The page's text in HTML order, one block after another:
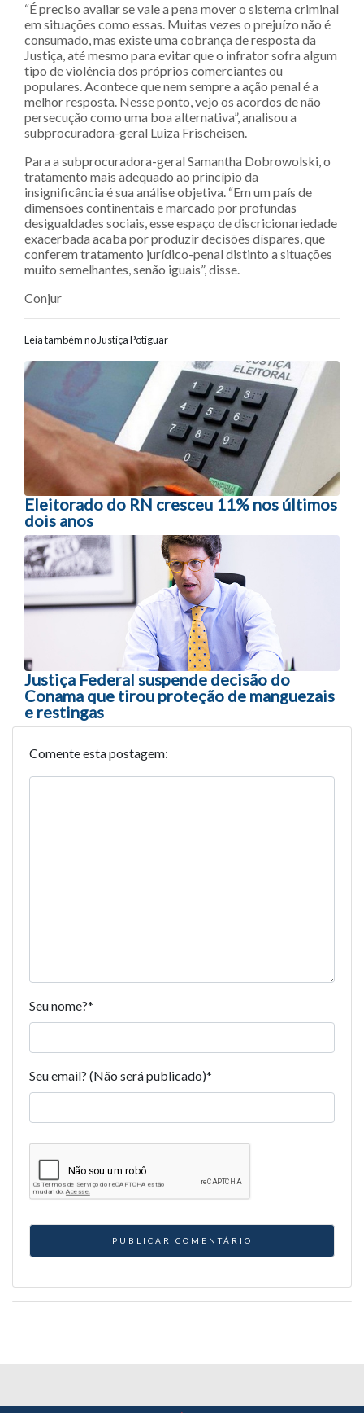
“É preciso avaliar se vale a pena mover o sistema criminal
em situações como essas. Muitas vezes o prejuízo não é
consumado, mas existe uma cobrança de resposta da
Justiça, até mesmo para evitar que o infrator sofra algum
tipo de violência dos próprios comerciantes ou
populares. Acontece que nem sempre a ação penal é a
melhor resposta. Nesse ponto, vejo os acordos de não
persecução como uma boa alternativa”, analisou a
subprocuradora-geral Luiza Frischeisen.
Para a subprocuradora-geral Samantha Dobrowolski, o
tratamento mais adequado ao princípio da
insignificância é sua análise objetiva. “Em um país de
dimensões continentais e marcado por profundas
desigualdades sociais, esse espaço de discricionariedade
exacerbada acaba por produzir decisões díspares, que
conferem tratamento jurídico-penal distinto a situações
muito semelhantes, senão iguais”, disse.
Conjur
Leia também no Justiça Potiguar
Navegação entre posts
Eleitorado do RN cresceu 11% nos últimos
dois anos
Justiça Federal suspende decisão do
Conama que tirou proteção de manguezais
e restingas
Comente esta postagem:
Seu nome?*
Seu email? (Não será publicado)*